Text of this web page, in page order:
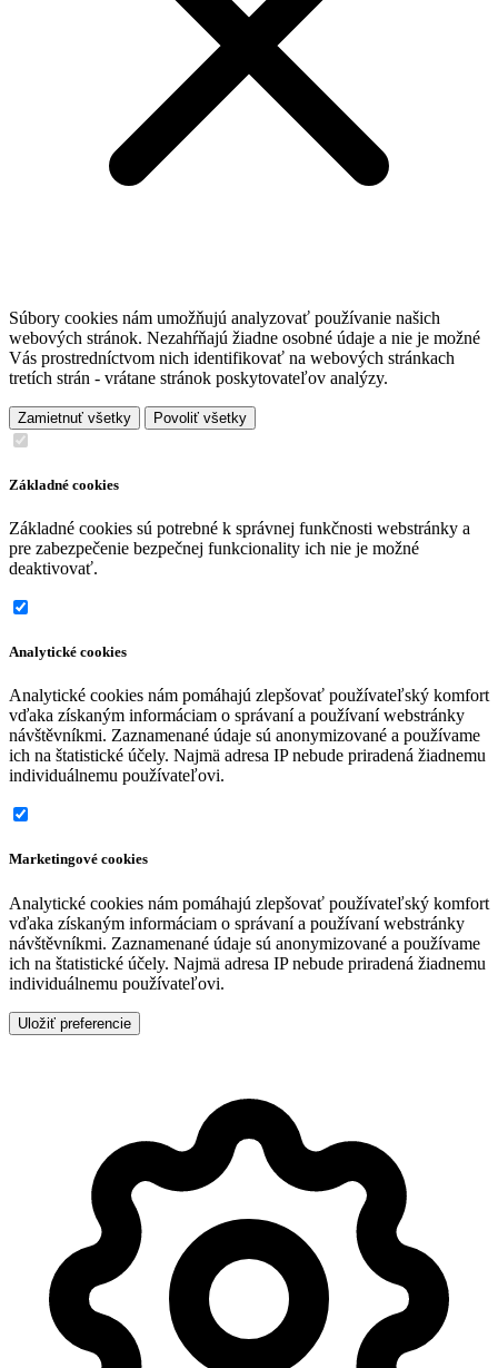
Súbory cookies nám umožňujú analyzovať používanie našich
webových stránok. Nezahŕňajú žiadne osobné údaje a nie je možné
Vás prostredníctvom nich identifikovať na webových stránkach
tretích strán - vrátane stránok poskytovateľov analýzy.
Zamietnuť všetky Povoliť všetky
Základné cookies
Základné cookies sú potrebné k správnej funkčnosti webstránky a
pre zabezpečenie bezpečnej funkcionality ich nie je možné
deaktivovať.
Analytické cookies
Analytické cookies nám pomáhajú zlepšovať používateľský komfort
vďaka získaným informáciam o správaní a používaní webstránky
návštěvníkmi. Zaznamenané údaje sú anonymizované a používame
ich na štatistické účely. Najmä adresa IP nebude priradená žiadnemu
individuálnemu používateľovi.
Marketingové cookies
Analytické cookies nám pomáhajú zlepšovať používateľský komfort
vďaka získaným informáciam o správaní a používaní webstránky
návštěvníkmi. Zaznamenané údaje sú anonymizované a používame
ich na štatistické účely. Najmä adresa IP nebude priradená žiadnemu
individuálnemu používateľovi.
Uložiť preferencie